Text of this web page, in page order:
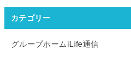
カテゴリー
グループホームiLife通信